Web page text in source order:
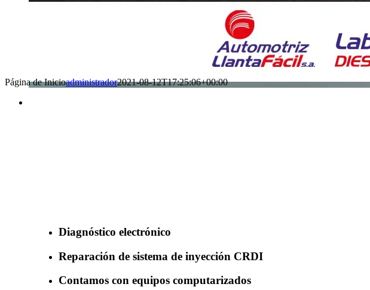
Página de Inicioadministrador2021-08-12T17:25:06+00:00
Diagnóstico electrónico
Reparación de sistema de inyección CRDI
Contamos con equipos computarizados